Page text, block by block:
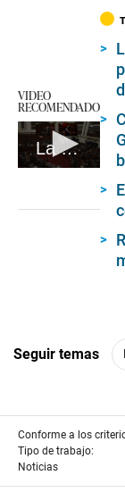
VIDEO
RECOMENDADO
La cuestión de confianza dejará al gobierno igual de 'golpista' que la oposición a ojos de la OEA #CO #VideosEC
Seguir temas
Conforme a los
Tipo de trabajo:
Noticias